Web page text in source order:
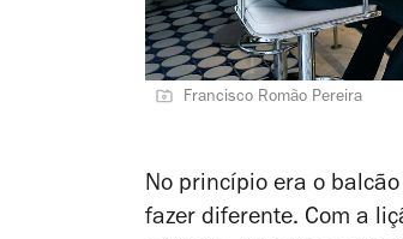
Francisco Romão Pereira
No princípio era o
fazer diferente. Com a